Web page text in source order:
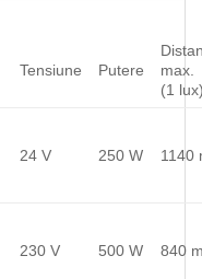
Tensiune Putere
max.
(1
24 V 250 W 1140
230 V 500 W 840